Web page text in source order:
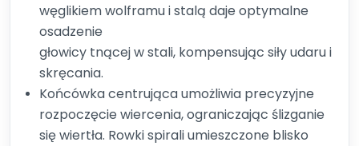
węglikiem wolframu i stalą daje optymalne
osadzenie
głowicy tnącej w stali, kompensując siły udaru i
skręcania.
Końcówka centrująca umożliwia precyzyjne
rozpoczęcie wiercenia, ograniczając ślizganie
się wiertła. Rowki spirali umieszczone blisko